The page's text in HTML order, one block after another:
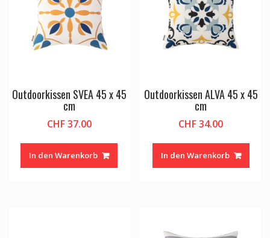
Outdoorkissen SVEA 45 x 45
cm
CHF37.00
In den Warenkorb
Outdoorkissen ALVA 45 x 45
cm
CHF34.00
In den Warenkorb